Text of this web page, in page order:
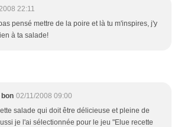
22:11
pensé mettre de la poire et là tu m'inspires, j'y
à ta salade!
02/11/2008 09:00
salade qui doit être délicieuse et pleine de
je l'ai sélectionnée pour le jeu "Elue recette